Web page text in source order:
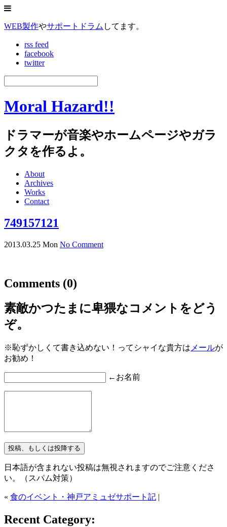
WEB製作やサポートドラム してます。
rss feed
facebook
twitter
Moral Hazard!!
ドラマーが音楽やホームページやガラ
クタを作るよ。
About
Archives
Works
Contact
749157121
2013.03.25 Mon No Comment
Comments (0)
素敵かつたまに卑猥なコメントをどう
ぞ。
※恥ずかしくて書き込めない！ってシャイな貴方は メールが
お勧め！
←お名前
日本語が含まれない投稿は無視されますのでご注意くださ
い。（スパム対策）
« 食のイベント・神戸アミュゼサポート記 |
Recent Category: